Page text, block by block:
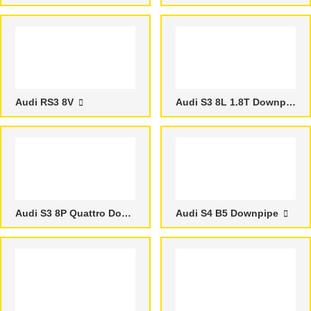
Audi RS3 8V Audi S3 8L 1.8T Downpipes
Audi S3 8P Quattro Downpipes Audi S4 B5 Downpipe